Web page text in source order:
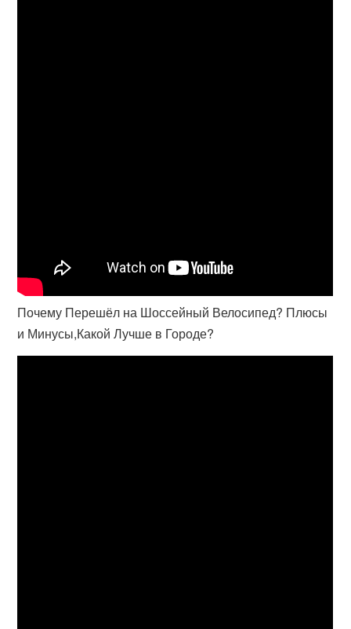
Почему Перешёл на Шоссейный Велосипед? Плюсы
и Минусы,Какой Лучше в Городе?